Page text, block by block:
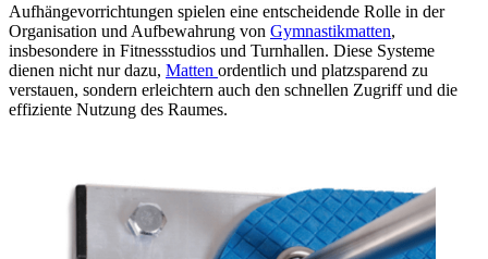
Aufhängevorrichtungen spielen eine entscheidende Rolle in der
Organisation und Aufbewahrung von Gymnastikmatten,
insbesondere in Fitnessstudios und Turnhallen. Diese Systeme
dienen nicht nur dazu, Matten ordentlich und platzsparend zu
verstauen, sondern erleichtern auch den schnellen Zugriff und die
effiziente Nutzung des Raumes.